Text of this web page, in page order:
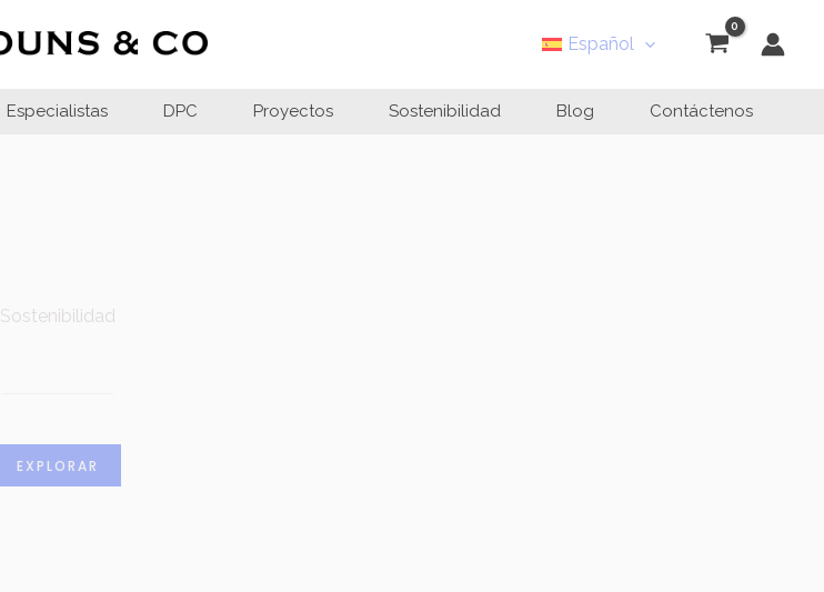
Español
Especialistas DPC Proyectos Sostenibilidad Blog Contáctenos
Sostenibilidad
EXPLORAR